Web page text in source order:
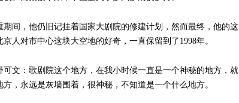
期间，他仍旧记挂着国家大剧院的修建计划，然而最终，他的这
人对市中心这块大空地的好奇，一直保留到了1998年。
可文：歌剧院这个地方，在我小时候一直是一个神秘的地方，就
，永远是灰墙围着，很神秘，不知道是一个什么地方。